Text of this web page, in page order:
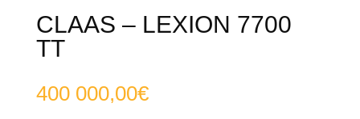
CLAAS – LEXION 7700
TT
400 000,00€